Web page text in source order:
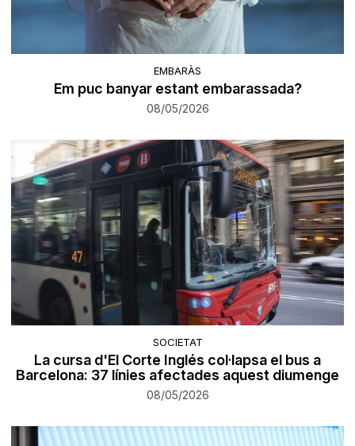
EMBARÀS
Em puc banyar estant embarassada?
08/05/2026
SOCIETAT
La cursa d'El Corte Inglés col·lapsa el bus a
Barcelona: 37 línies afectades aquest diumenge
08/05/2026